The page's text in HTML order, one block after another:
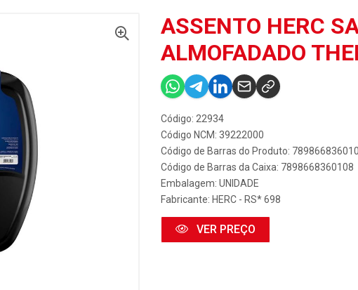
ASSENTO HERC
ALMOFADADO
Código: 22934
Código NCM: 39222000
Código de Barras do Produto:
Código de Barras da Caixa: 7898668360108
Embalagem: UNIDADE
Fabricante: HERC - RS* 698
VER PREÇO